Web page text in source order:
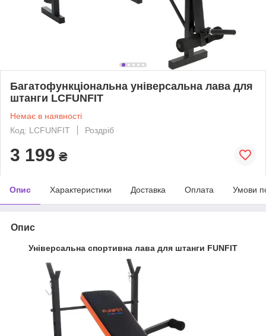
Багатофункціональна універсальна лава для
штанги LCFUNFIT
Немає в наявності
Код: LCFUNFIT
Роздріб
3 199 ₴
Опис Характеристики Доставка Оплата Умови
Опис
Універсальна спортивна лава для штанги FUNFIT